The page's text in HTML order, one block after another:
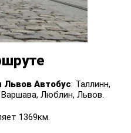
Львов Автобус: Таллинн,
Варшава, Люблин, Львов.
1369км.